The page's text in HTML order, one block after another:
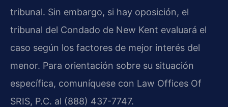
tribunal. Sin embargo, si hay oposición, el
tribunal del Condado de New Kent evaluará el
caso según los factores de mejor interés del
menor. Para orientación sobre su situación
específica, comuníquese con Law Offices Of
SRIS, P.C. al (888) 437-7747.